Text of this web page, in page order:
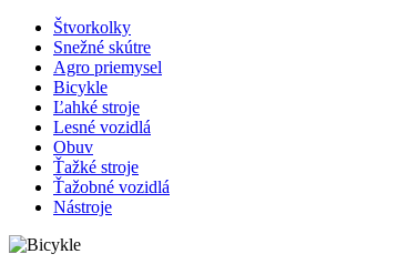
Štvorkolky
Snežné skútre
Agro priemysel
Bicykle
Ľahké stroje
Lesné vozidlá
Obuv
Ťažké stroje
Ťažobné vozidlá
Nástroje